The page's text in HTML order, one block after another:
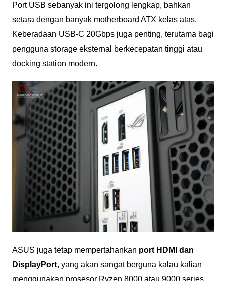
Port USB sebanyak ini tergolong lengkap, bahkan
setara dengan banyak motherboard ATX kelas atas.
Keberadaan USB-C 20Gbps juga penting, terutama bagi
pengguna storage eksternal berkecepatan tinggi atau
docking station modern.
ASUS juga tetap mempertahankan port HDMI dan
DisplayPort, yang akan sangat berguna kalau kalian